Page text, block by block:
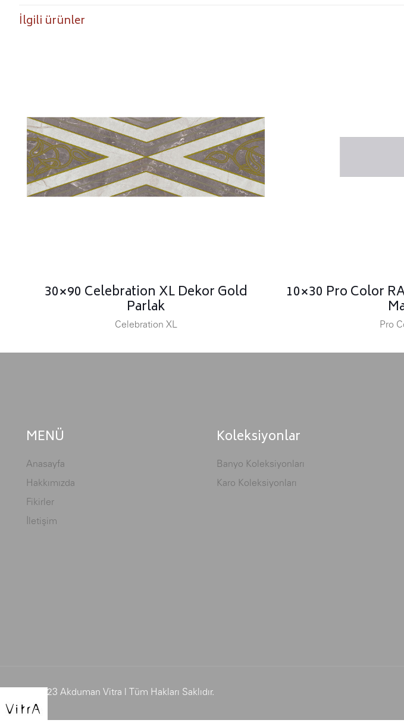
İlgili ürünler
30×90 Celebration XL Dekor Gold
Parlak
Celebration XL
10×30 Pro Color
Pro
MENÜ
Anasayfa
Hakkımızda
Fikirler
İletişim
Koleksiyonlar
Banyo Koleksiyonları
Karo Koleksiyonları
© 2023 Akduman Vitra | Tüm Hakları Saklıdır.